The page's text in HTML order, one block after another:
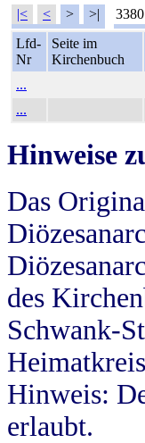
|< < > >|
Lfd-
Nr
Seite im
Kirchenbuch
...
...
Hinweise
Das
des
Schwank-
Hinweis:
erlaubt.